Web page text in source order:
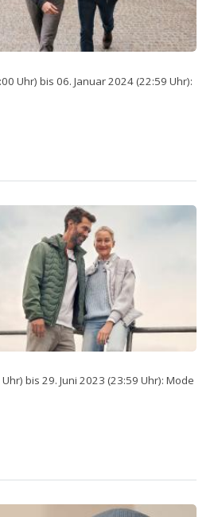
Uhr) bis 06. Januar 2024 (22:59 Uhr):
bis 29. Juni 2023 (23:59 Uhr): Mode